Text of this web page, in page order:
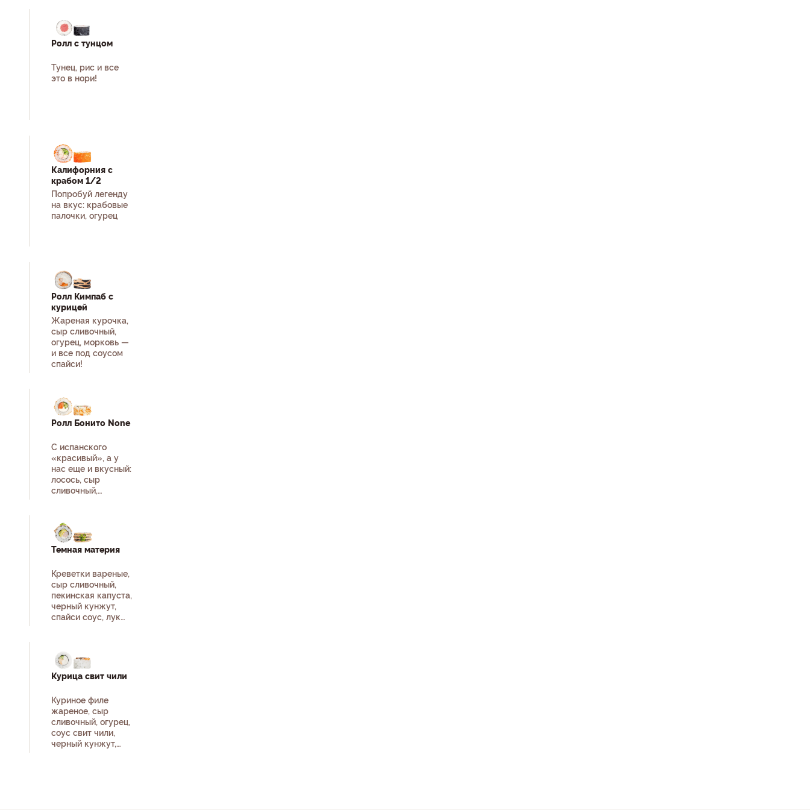
Ролл с тунцом
Тунец, рис и все
это в нори!
Калифорния с
крабом 1/2
Попробуй легенду
на вкус: крабовые
палочки, огурец
Ролл Кимпаб с
курицей
Жареная курочка,
сыр сливочный,
огурец, морковь —
и все под соусом
спайси!
Ролл Бонито None
С испанского
«красивый», а у
нас еще и вкусный:
лосось, сыр
сливочный,
Темная материя
Креветки вареные,
сыр сливочный,
пекинская капуста,
черный кунжут,
спайси соус, лук
Курица свит чили
Куриное филе
жареное, сыр
сливочный, огурец,
соус свит чили,
черный кунжут,